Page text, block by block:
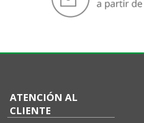
ATENCIÓN AL
CLIENTE